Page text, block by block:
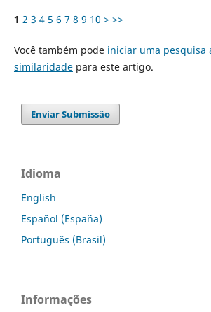
1 2 3 4 5 6 7 8 9 10 > >>
Você também pode iniciar uma pesquisa
similaridadepara este artigo.
Enviar Submissão
Idioma
English
Español (España)
Português (Brasil)
Informações